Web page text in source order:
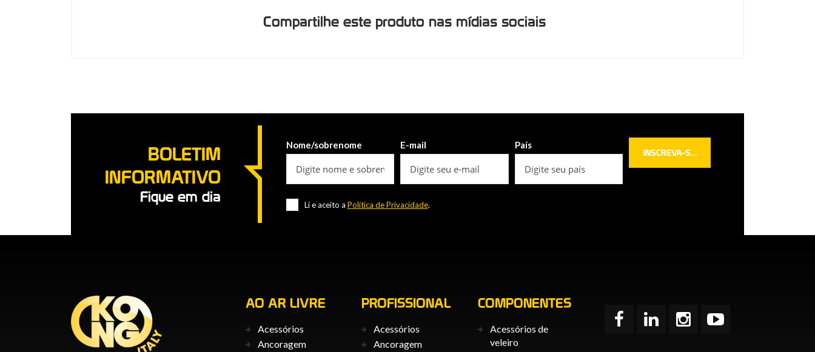
Compartilhe este produto nas mídias sociais
BOLETIM
INFORMATIVO
Fique em dia
Nome/sobrenome E-mail País
Li e aceito a Política de Privacidade.
AO AR LIVRE
Acessórios
Ancoragem
PROFISSIONAL
Acessórios
Ancoragem
COMPONENTES
Acessórios de
veleiro